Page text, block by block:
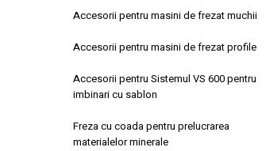
Accesorii pentru masini de frezat muchii
Accesorii pentru masini de frezat profile
Accesorii pentru Sistemul VS 600 pentru
imbinari cu sablon
Freza cu coada pentru prelucrarea
materialelor minerale